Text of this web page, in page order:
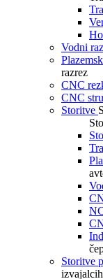
Vodni
razrez
CNC
CNC
Storitve
Storitve
izvajalcih